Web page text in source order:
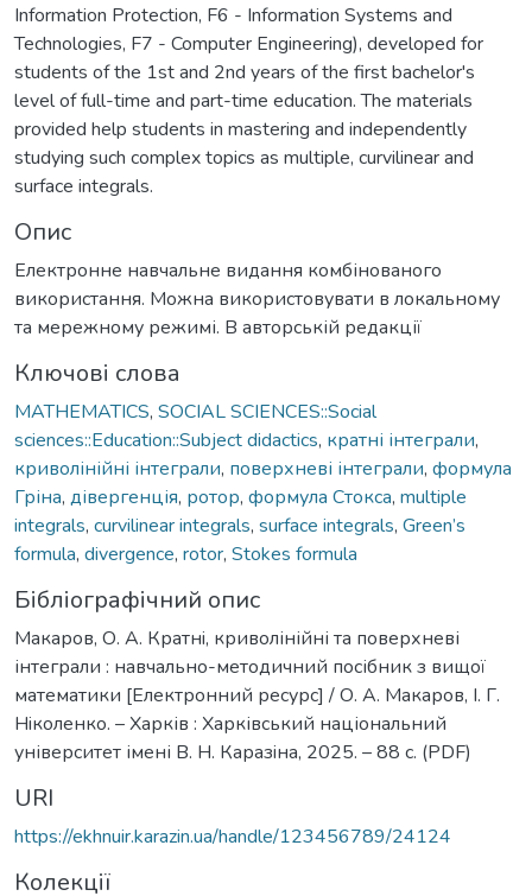
Information Protection, F6 - Information Systems and
Technologies, F7 - Computer Engineering), developed for
students of the 1st and 2nd years of the first bachelor's
level of full-time and part-time education. The materials
provided help students in mastering and independently
studying such complex topics as multiple, curvilinear and
surface integrals.
Опис
Електронне навчальне видання комбінованого
використання. Можна використовувати в локальному
та мережному режимі. В авторській редакції
Ключові слова
MATHEMATICS, SOCIAL SCIENCES::Social
sciences::Education::Subject didactics, кратні інтеграли,
криволінійні інтеграли, поверхневі інтеграли, формула
Гріна, дівергенція, ротор, формула Стокса, multiple
integrals, curvilinear integrals, surface integrals, Green’s
formula, divergence, rotor, Stokes formula
Бібліографічний опис
Макаров, О. А. Кратнi, криволінійні та поверхневі
інтеграли : навчально-методичний посібник з вищої
математики [Електронний ресурс] / О. А. Макаров, I. Г.
Нiколенко. – Харків : Харківський національний
університет імені В. Н. Каразiна, 2025. – 88 с. (PDF)
URI
https://ekhnuir.karazin.ua/handle/123456789/24124
Колекції